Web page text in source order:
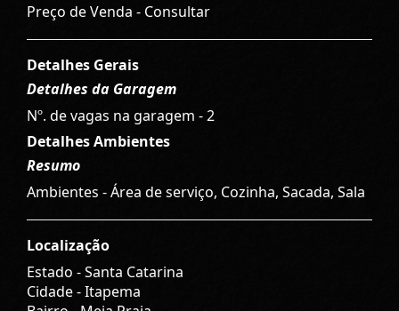
Preço de Venda - Consultar
Detalhes Gerais
Detalhes da Garagem
Nº. de vagas na garagem - 2
Detalhes Ambientes
Resumo
Ambientes - Área de serviço, Cozinha, Sacada, Sala
Localização
Estado -Santa Catarina
Cidade -Itapema